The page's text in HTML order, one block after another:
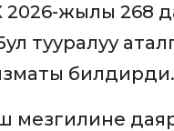
2026-жылы 268
тууралуу
билдирди.